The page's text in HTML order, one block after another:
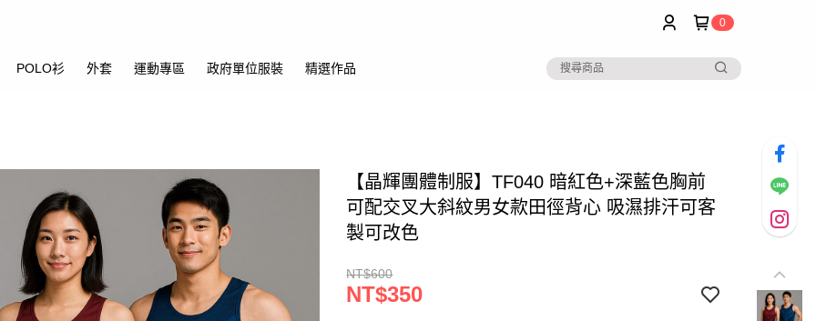
0
POLO衫 外套 運動專區 政府單位服裝 精選作品
【晶輝團體制服】TF040 暗紅色+深藍色胸前
可配交叉大斜紋男女款田徑背心 吸濕排汗可客
製可改色
NT$600
NT$350